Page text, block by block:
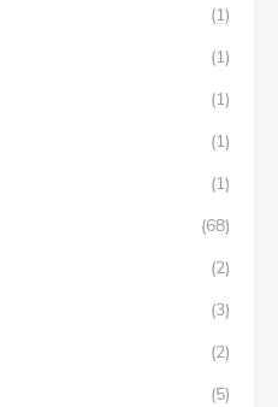
(1)
(1)
(1)
(1)
(1)
(68)
(2)
(3)
(2)
(5)